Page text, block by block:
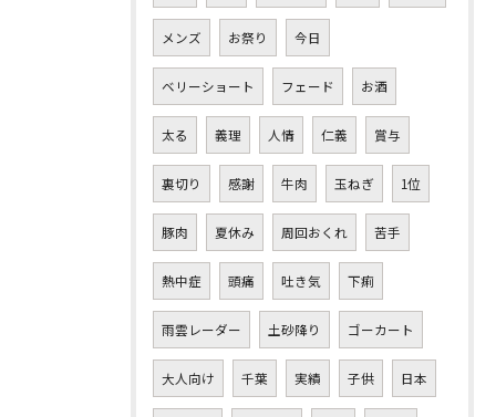
メンズ お祭り 今日
ベリーショート フェード お酒
太る 義理 人情 仁義 賞与
裏切り 感謝 牛肉 玉ねぎ 1位
豚肉 夏休み 周回おくれ 苦手
熱中症 頭痛 吐き気 下痢
雨雲レーダー 土砂降り ゴーカート
大人向け 千葉 実績 子供 日本